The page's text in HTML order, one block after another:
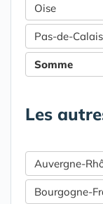
Oise
Pas-de-Calais
Somme
Les
Auvergne-
Bourgogne-